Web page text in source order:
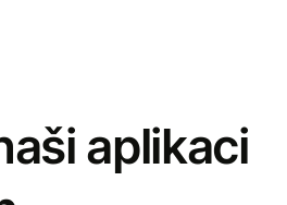
aplikaci